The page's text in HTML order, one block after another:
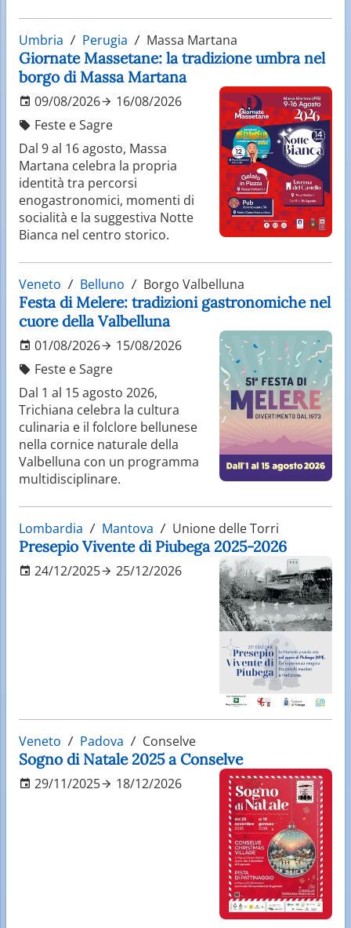
Umbria Perugia Massa Martana
Giornate Massetane: la tradizione umbra nel
borgo di Massa Martana
09/08/2026
16/08/2026
Feste e Sagre
Dal 9 al 16 agosto, Massa
Martana celebra la propria
identità tra percorsi
enogastronomici, momenti di
socialità e la suggestiva Notte
Bianca nel centro storico.
Veneto Belluno Borgo Valbelluna
Festa di Melere: tradizioni gastronomiche nel
cuore della Valbelluna
01/08/2026
15/08/2026
Feste e Sagre
Dal 1 al 15 agosto 2026,
Trichiana celebra la cultura
culinaria e il folclore bellunese
nella cornice naturale della
Valbelluna con un programma
multidisciplinare.
Lombardia Mantova Unione delle Torri
Presepio Vivente di Piubega 2025-2026
24/12/2025 25/12/2026
Veneto Padova Conselve
Sogno di Natale 2025 a Conselve
29/11/2025 18/12/2026